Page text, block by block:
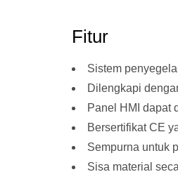
Fitur
Sistem
Dilengkapi
Panel HMI dapat
Bersertifikat CE
Sempurna untuk
Sisa material